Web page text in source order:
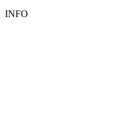
INFO